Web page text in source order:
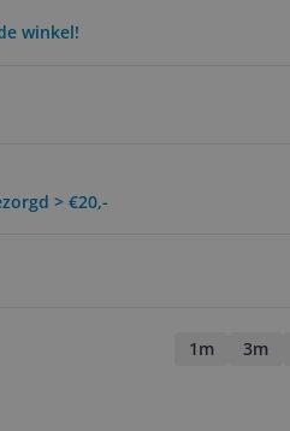
winkel!
> €20,-
1m 3m